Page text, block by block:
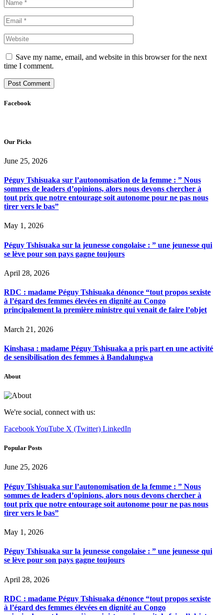
Save my name, email, and website in this browser for the next
time I comment.
Facebook
Our Picks
June 25, 2026
Péguy Tshisuaka sur l’autonomisation de la femme : ” Nous
sommes de leaders d’opinions, alors nous devons chercher à
tout prix que notre entourage soit autonome pour ne pas nous
tirer vers le bas”
May 1, 2026
Péguy Tshisuaka sur la jeunesse congolaise : ” une jeunesse qui
se lève pour son pays gagne toujours
April 28, 2026
RDC : madame Péguy Tshisuaka dénonce “tout propos sexiste
à l’égard des femmes élevées en dignité au Congo
principalement la première ministre qui venait de faire l’objet
March 21, 2026
Kinshasa : madame Péguy Tshisuaka a pris part en une activité
de sensibilisation des femmes à Bandalungwa
About
We're social, connect with us:
FacebookYouTube X (Twitter) LinkedIn
Popular Posts
June 25, 2026
Péguy Tshisuaka sur l’autonomisation de la femme : ” Nous
sommes de leaders d’opinions, alors nous devons chercher à
tout prix que notre entourage soit autonome pour ne pas nous
tirer vers le bas”
May 1, 2026
Péguy Tshisuaka sur la jeunesse congolaise : ” une jeunesse qui
se lève pour son pays gagne toujours
April 28, 2026
RDC : madame Péguy Tshisuaka dénonce “tout propos sexiste
à l’égard des femmes élevées en dignité au Congo